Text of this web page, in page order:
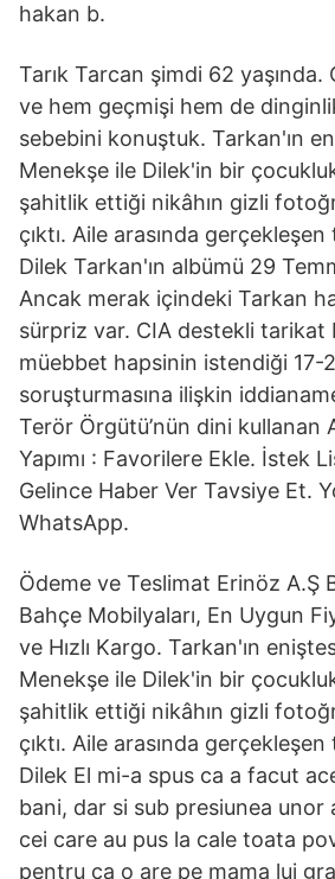
hakan b.
Tarık Tarcan şimdi 62 yaşında.
ve hem geçmişi hem de dinginlik
sebebini konuştuk. Tarkan'ın
Menekşe ile Dilek'in bir
şahitlik ettiği nikâhın gizli
çıktı. Aile arasında
Dilek Tarkan'ın albümü 29
Ancak merak içindeki Tarkan
sürpriz var. CIA destekli tarikat
müebbet hapsinin istendiği 17-
soruşturmasına ilişkin
Terör Örgütü’nün dini kullanan
Yapımı : Favorilere Ekle. İstek
Gelince Haber Ver Tavsiye Et.
WhatsApp.
Ödeme ve Teslimat Erinöz A.Ş
Bahçe Mobilyaları, En Uygun
ve Hızlı Kargo. Tarkan'ın
Menekşe ile Dilek'in bir
şahitlik ettiği nikâhın gizli
çıktı. Aile arasında
Dilek El mi-a spus ca a fa­cut
bani, dar si sub pre­siu­nea u­nor
cei care au pus la cale toata
pen­tru ca o are pe ma­ma lui